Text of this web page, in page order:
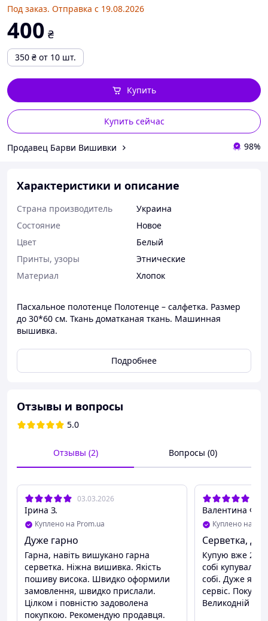
Под заказ. Отправка с 19.08.2026
400 ₴
350 ₴ от 10 шт.
Купить сейчас
Купить
Продавец Барви Вишивки 98%
Характеристики и описание
Страна производитель
Украина
Состояние
Новое
Цвет
Белый
Принты, узоры
Этнические
Материал
Хлопок
Пасхальное полотенце Полотенце – салфетка. Размер
до 30*60 см. Ткань доматканая ткань. Машинная
вышивка.
Подробнее
Отзывы и вопросы
5.0
Отзывы (2) Вопросы (0)
03.03.2026
Ірина З.
Куплено на Prom.ua
Дуже гарно
Гарна, навіть вишукано гарна
серветка. Ніжна вишивка. Якість
пошиву висока. Швидко оформили
замовлення, швидко прислали.
Цілком і повністю задоволена
покупкою. Рекомендую продавця.
Валентина Ф.
Куплено на
Серветка,
Купую вже 2гу
собі купувала,
собі. Дуже
сервіс.
Великодній